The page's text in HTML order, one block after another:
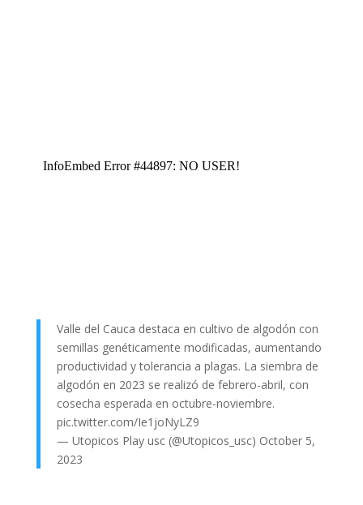
Valle del Cauca destaca en cultivo de algodón con
semillas genéticamente modificadas, aumentando
productividad y tolerancia a plagas. La siembra de
algodón en 2023 se realizó de febrero-abril, con
cosecha esperada en octubre-noviembre.
pic.twitter.com/Ie1joNyLZ9
— Utopicos Play usc (@Utopicos_usc) October 5,
2023